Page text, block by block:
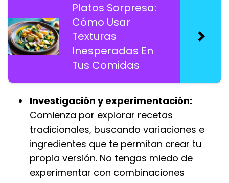
Platos Sorpresa:
Cómo Usar
Texturas
Inesperadas En
Tus Comidas
Investigación y experimentación:
Comienza por explorar recetas
tradicionales, buscando variaciones e
ingredientes que te permitan crear tu
propia versión. No tengas miedo de
experimentar con combinaciones